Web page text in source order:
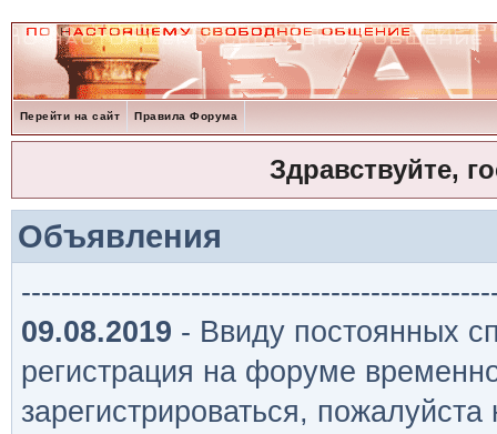
Перейти на сайт Правила Форума
Здравствуйте,
Объявления
09.08.2019 - Ввиду постоянных
регистрация на форуме
зарегистрироваться,